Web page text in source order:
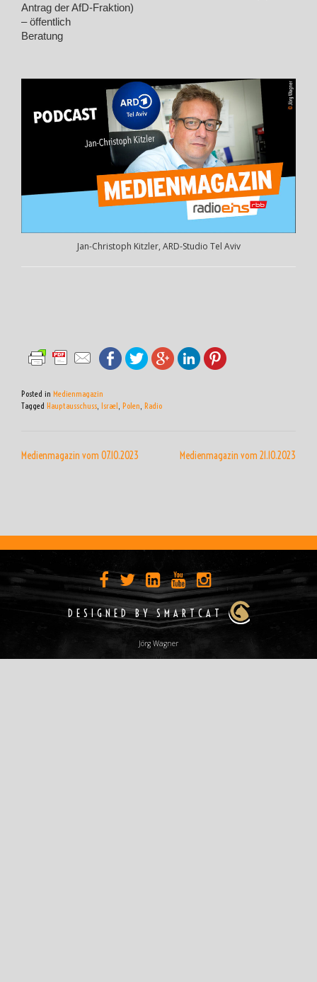
Antrag der AfD-Fraktion)
– öffentlich
Beratung
Jan-Christoph Kitzler, ARD-Studio Tel Aviv
Posted in Medienmagazin
Tagged Hauptausschuss Israel Polen Radio
Medienmagazin vom 07.10.2023 Medienmagazin vom 21.10.2023
DESIGNED BY SMARTCAT
Jörg Wagner